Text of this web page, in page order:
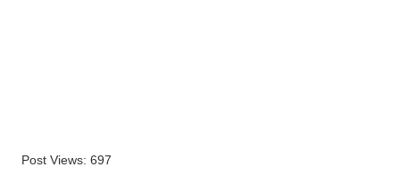
Post Views: 697